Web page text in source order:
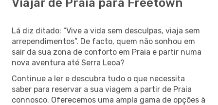
Viajar de Praia para Freetown
Lá diz ditado: “Vive a vida sem desculpas, viaja sem
arrependimentos”. De facto, quem não sonhou em
sair da sua zona de conforto em Praia e partir numa
nova aventura até Serra Leoa?
Continue a ler e descubra tudo o que necessita
saber para reservar a sua viagem a partir de Praia
connosco. Oferecemos uma ampla gama de opções à